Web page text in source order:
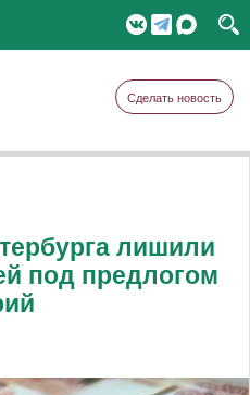
Сделать новость
лишили
под предлогом